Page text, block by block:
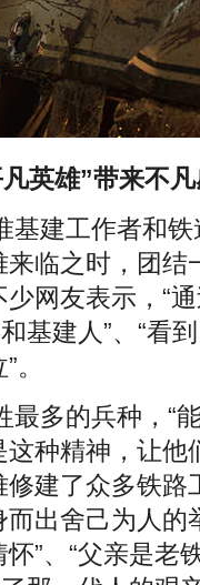
英雄”带来不
基建工作者和
临之时，团结
网友表示，“
基建人”、“看
多的兵种，“
种精神，让他
建了众多铁路
出舍己为人的
”、“父亲是老